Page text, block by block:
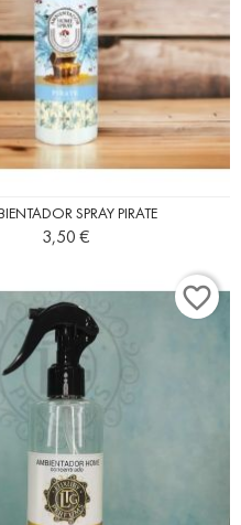
SPRAY PIRATE
Precio
3,50 €
favorite_border